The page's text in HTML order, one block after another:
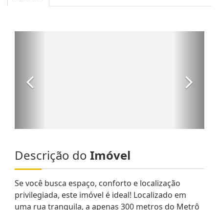
Descrição do Imóvel
Se você busca espaço, conforto e localização
privilegiada, este imóvel é ideal! Localizado em
uma rua tranquila, a apenas 300 metros do Metrô